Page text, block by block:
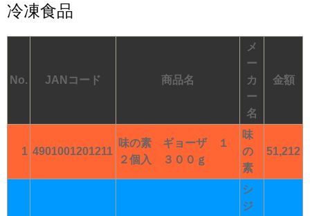
冷凍食品
No. JANコード 商品名
メ
ー
カ
ー
名
金額
1 4901001201211
味の素 ギョーザ １
２個入 ３００ｇ
味
の
素
51,212
シ
ジ